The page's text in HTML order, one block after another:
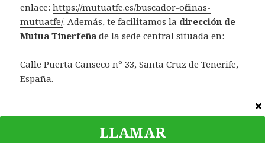
enlace:https://mutuatfe.es/buscador-oficinas-
mutuatfe/. Además, te facilitamos la dirección de
Mutua Tinerfeña de la sede central situada en:
Calle Puerta Canseco nº 33, Santa Cruz de Tenerife,
España.
LLAMAR